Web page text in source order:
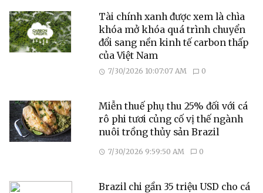
Tài chính xanh được xem là chìa
khóa mở khóa quá trình chuyển
đổi sang nền kinh tế carbon thấp
của Việt Nam
7/30/2026 10:07:07 AM 0
Miễn thuế phụ thu 25% đối với cá
rô phi tươi củng cố vị thế ngành
nuôi trồng thủy sản Brazil
7/30/2026 9:59:50 AM 0
Brazil chi gần 35 triệu USD cho cá